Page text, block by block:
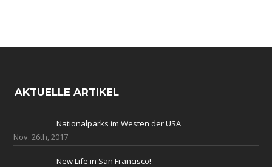
AKTUELLE ARTIKEL
Nationalparks im Westen der USA
Nov. 26th, 2017
New Life in San Francisco!